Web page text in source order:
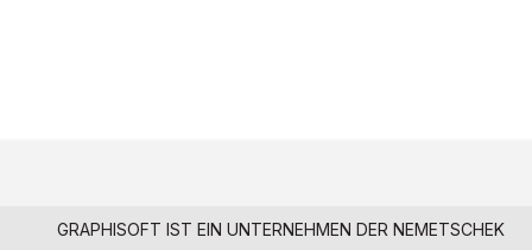
GRAPHISOFT IST EIN UNTERNEHMEN DERNEMETSCHEK